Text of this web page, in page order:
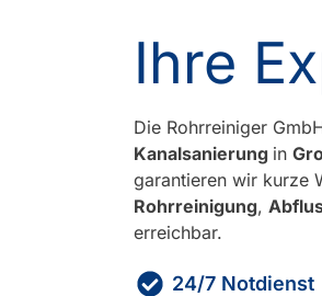
Ihre
Die Rohrreiniger
Kanalsanierung in
garantieren wir kurze
Rohrreinigung,
erreichbar.
24/7 Notdienst